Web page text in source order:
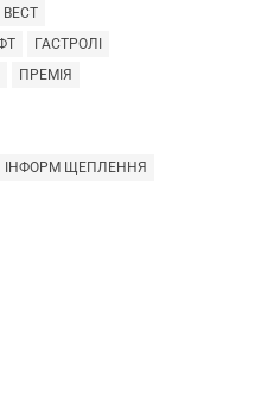
ГАСТРОЛІ
ПРЕМІЯ
ІНФОРМ ЩЕПЛЕННЯ